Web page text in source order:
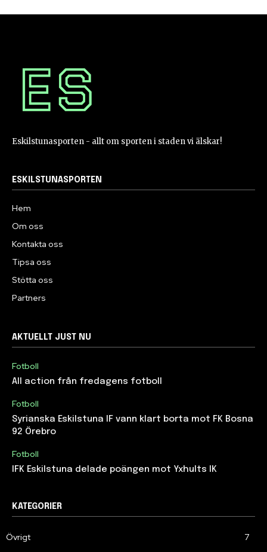
Eskilstunasporten - allt om sporten i staden vi älskar!
ESKILSTUNASPORTEN
Hem
Om oss
Kontakta oss
Tipsa oss
Stötta oss
Partners
AKTUELLT JUST NU
Fotboll
All action från fredagens fotboll
Fotboll
Syrianska Eskilstuna IF vann klart borta mot FK Bosna
92 Örebro
Fotboll
IFK Eskilstuna delade poängen mot Yxhults IK
KATEGORIER
Övrigt
7